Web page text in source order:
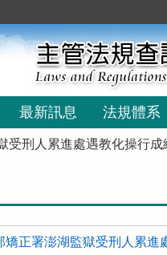
最新訊息 法規體系
受刑人累進處遇教化操行
矯正署澎湖監獄受刑人累進